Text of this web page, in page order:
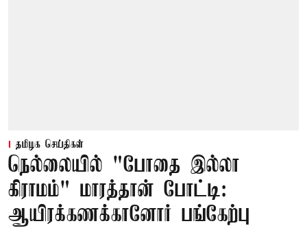
தமிழக செய்திகள்
நெல்லையில் "போதை இல்லா
கிராமம்" மாரத்தான் போட்டி:
ஆயிரக்கணக்கானோர் பங்கேற்பு